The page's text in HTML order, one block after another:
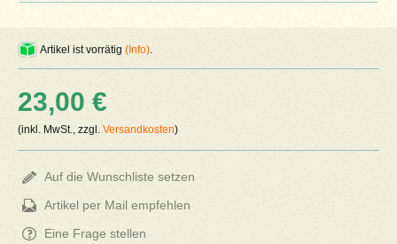
Artikel ist vorrätig(Info)
23,00 €
(inkl. MwSt., zzgl.Versandkosten)
Auf die Wunschliste setzen
Artikel per Mail empfehlen
Eine Frage stellen